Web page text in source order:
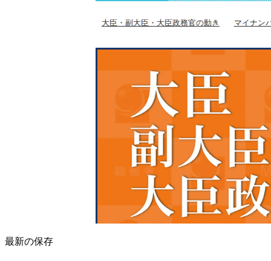
最新の保存